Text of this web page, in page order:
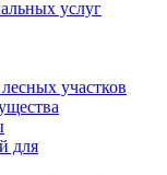
услуг
участков
для